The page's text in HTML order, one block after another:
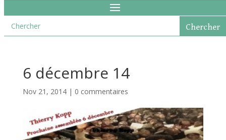
6 décembre 14
Nov 21, 2014| 0 commentaires